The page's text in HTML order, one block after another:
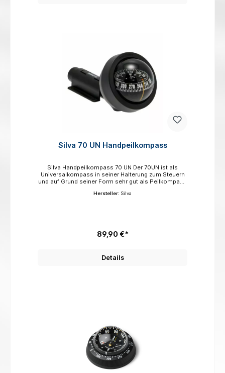
Silva 70 UN Handpeilkompass
Silva Handpeilkompass 70 UN Der 70UN ist als
Universalkompass in seiner Halterung zum Steuern
und auf Grund seiner Form sehr gut als Peilkompass
nahezu jedem Winkel möglich. Schnell aus der
Hersteller: Silva
89,90 €*
Details